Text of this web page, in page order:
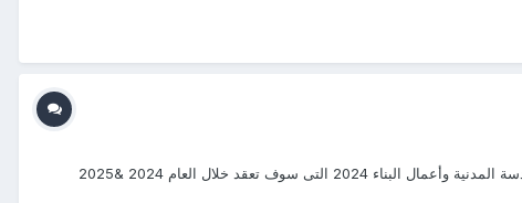
#دورات_2024_2025 #منتجع_التدريب_الدولى #ITR_Center بسم الله الرحمن الرحيم يتشرف منتجع التدريب الدولي ITR بتقديم دورات فى الهندسة المدنية وأعمال البناء 2024 التى سوف تعقد خلال العام 2024 &2025